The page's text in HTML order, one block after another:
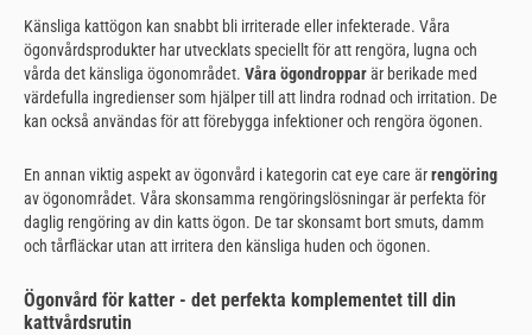
Känsliga kattögon kan snabbt bli irriterade eller infekterade. Våra
ögonvårdsprodukter har utvecklats speciellt för att rengöra, lugna och
vårda det känsliga ögonområdet. Våra ögondropparär berikade med
värdefulla ingredienser som hjälper till att lindra rodnad och irritation. De
kan också användas för att förebygga infektioner och rengöra ögonen.
En annan viktig aspekt av ögonvård i kategorin cat eye care ärrengöring
av ögonområdet. Våra skonsamma rengöringslösningar är perfekta för
daglig rengöring av din katts ögon. De tar skonsamt bort smuts, damm
och tårfläckar utan att irritera den känsliga huden och ögonen.
Ögonvård för katter - det perfekta komplementet till din
kattvårdsrutin